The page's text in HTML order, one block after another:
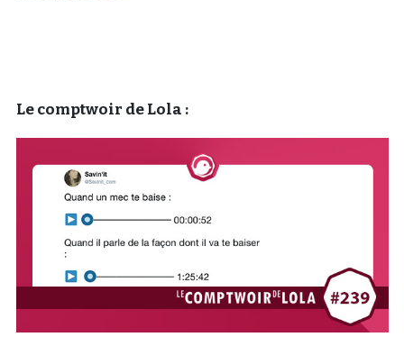
Le comptwoir de Lola :